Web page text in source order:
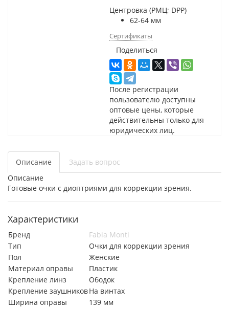
Центровка (РМЦ; DPP)
62-64 мм
Сертификаты
Поделиться
После регистрации
пользователю доступны
оптовые цены, которые
действительны только для
юридических лиц.
Описание
Задать вопрос
Описание
Готовые очки с диоптриями для коррекции зрения.
Характеристики
Бренд
Fabia Monti
Тип
Очки для коррекции зрения
Пол
Женские
Материал оправы
Пластик
Крепление линз
Ободок
Крепление заушниковНа винтах
Ширина оправы
139 мм